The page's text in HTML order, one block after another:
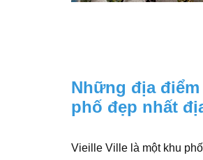
Những địa
phố đẹp nhất
Vieille Ville là một khu